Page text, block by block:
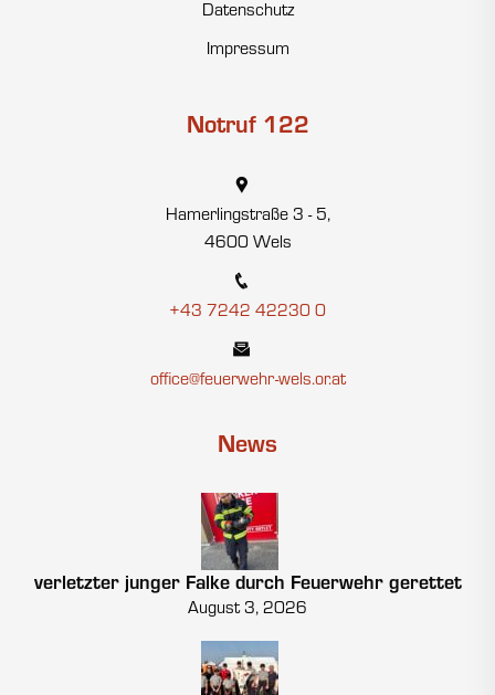
Datenschutz
Impressum
Notruf 122
Hamerlingstraße 3 - 5,
4600 Wels
+43 7242 42230 0
office@feuerwehr-wels.or.at
News
verletzter junger Falke durch Feuerwehr gerettet
August 3, 2026